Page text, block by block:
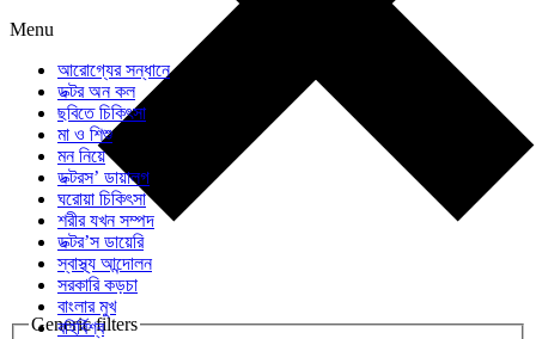
Generic filters
Menu
আরোগ্যের সন্ধানে
ডক্টর অন কল
ছবিতে চিকিৎসা
মা ও শিশু
মন নিয়ে
ডক্টরস’ ডায়ালগ
ঘরোয়া চিকিৎসা
শরীর যখন সম্পদ
ডক্টর’স ডায়েরি
স্বাস্থ্য আন্দোলন
সরকারি কড়চা
বাংলার মুখ
বহির্বিশ্ব